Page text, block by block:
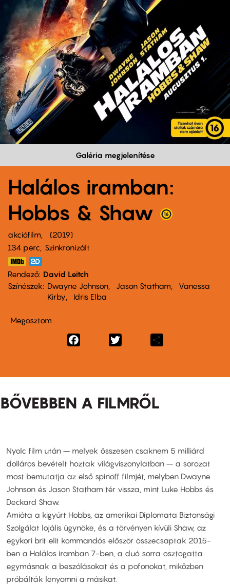
Galéria megjelenítése
Halálos iramban:
Hobbs & Shaw
akciófilm
2019
134 perc,
Szinkronizált
Rendező David Leitch
Színészek
Dwayne Johnson Jason Statham
Vanessa
Kirby
Idris Elba
Megosztom
Facebook
BŐVEBBEN A FILMRŐL
Nyolc film után – melyek összesen csaknem 5 milliárd
dolláros bevételt hoztak világviszonylatban – a sorozat
most bemutatja az első spinoff filmjét, melyben Dwayne
Johnson és Jason Statham tér vissza, mint Luke Hobbs és
Deckard Shaw.
Amióta a kigyúrt Hobbs, az amerikai Diplomata Biztonsági
Szolgálat lojális ügynöke, és a törvényen kívüli Shaw, az
egykori brit elit kommandós először összecsaptak 2015-
ben a Halálos iramban 7-ben, a duó sorra osztogatta
egymásnak a beszólásokat és a pofonokat, miközben
próbálták lenyomni a másikat.